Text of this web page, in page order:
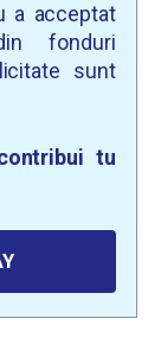
a acceptat
fonduri
sunt
tu